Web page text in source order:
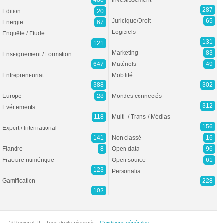
Edition
20
Energie
67
Enquête / Etude
121
Enseignement / Formation
647
Entrepreneuriat
388
Europe
28
Evénements
118
Export / International
141
Flandre
8
Fracture numérique
123
Gamification
102
287
Juridique/Droit
65
Logiciels
131
Marketing
83
Matériels
49
Mobilité
302
Mondes connectés
312
Multi- / Trans-/ Médias
156
Non classé
16
Open data
96
Open source
61
Personalia
228